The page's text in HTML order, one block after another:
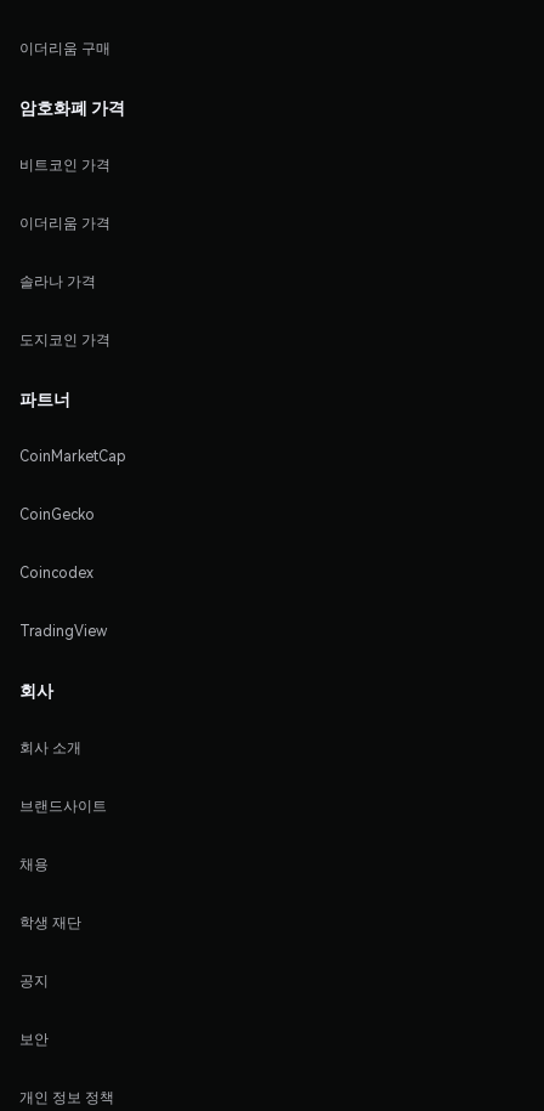
이더리움 구매
암호화폐 가격
비트코인 가격
이더리움 가격
솔라나 가격
도지코인 가격
파트너
CoinMarketCap
CoinGecko
Coincodex
TradingView
회사
회사 소개
브랜드사이트
채용
학생 재단
공지
보안
개인 정보 정책